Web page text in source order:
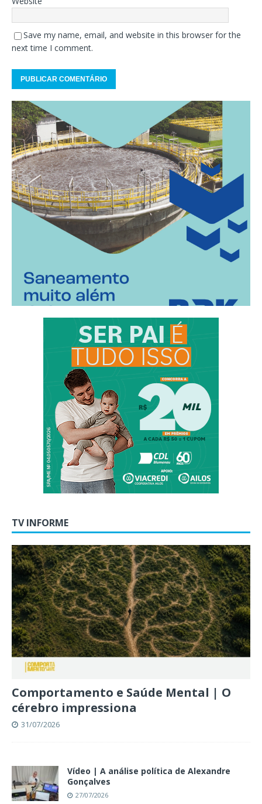
Save my name, email, and website in this browser for the
next time I comment.
TV INFORME
Comportamento e Saúde Mental | O
cérebro impressiona
31/07/2026
Vídeo | A análise política de Alexandre
Gonçalves
27/07/2026